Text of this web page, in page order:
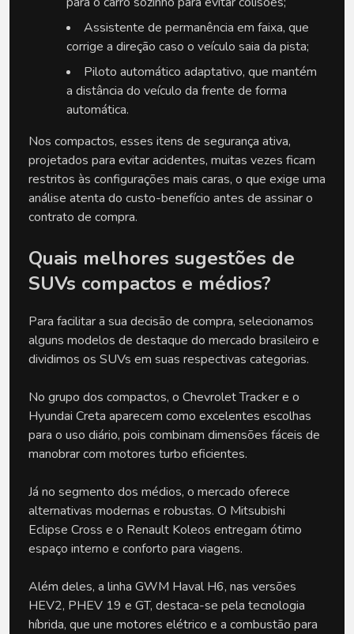
Assistente de permanência em faixa, que
corrige a direção caso o veículo saia da pista;
Piloto automático adaptativo, que mantém
a distância do veículo da frente de forma
automática.
Nos compactos, esses itens de segurança ativa,
projetados para evitar acidentes, muitas vezes ficam
restritos às configurações mais caras, o que exige uma
análise atenta do custo-benefício antes de assinar o
contrato de compra.
Quais melhores sugestões de
SUVs compactos e médios?
Para facilitar a sua decisão de compra, selecionamos
alguns modelos de destaque do mercado brasileiro e
dividimos os SUVs em suas respectivas categorias.
No grupo dos compactos, o Chevrolet Tracker e o
Hyundai Creta aparecem como excelentes escolhas
para o uso diário, pois combinam dimensões fáceis de
manobrar com motores turbo eficientes.
Já no segmento dos médios, o mercado oferece
alternativas modernas e robustas. O Mitsubishi
Eclipse Cross e o Renault Koleos entregam ótimo
espaço interno e conforto para viagens.
Além deles, a linha GWM Haval H6, nas versões
HEV2, PHEV 19 e GT, destaca-se pela tecnologia
híbrida, que une motores elétrico e a combustão para